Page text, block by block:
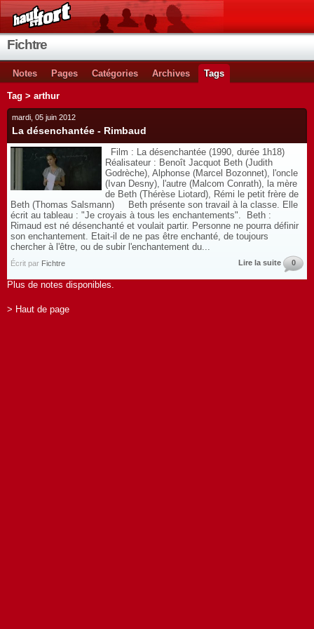
Fichtre
Notes Pages Catégories Archives Tags
Tag > arthur
mardi, 05 juin 2012
La désenchantée - Rimbaud
Film : La désenchantée (1990, durée 1h18)
Réalisateur : Benoît Jacquot Beth (Judith
Godrèche), Alphonse (Marcel Bozonnet), l'oncle
(Ivan Desny), l'autre (Malcom Conrath), la mère
de Beth (Thérèse Liotard), Rémi le petit frère de
Beth (Thomas Salsmann) Beth présente son travail à la classe. Elle
écrit au tableau : "Je croyais à tous les enchantements". Beth :
Rimaud est né désenchanté et voulait partir. Personne ne pourra définir
son enchantement. Etait-il de ne pas être enchanté, de toujours
chercher à l'être, ou de subir l'enchantement du...
Écrit par Fichtre Lire la suite 0
Plus de notes disponibles.
> Haut de page